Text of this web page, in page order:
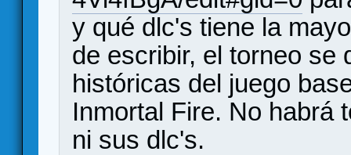
y qué dlc's tiene la
de escribir, el torneo se
históricas del juego
Inmortal Fire. No habrá
ni sus dlc's.